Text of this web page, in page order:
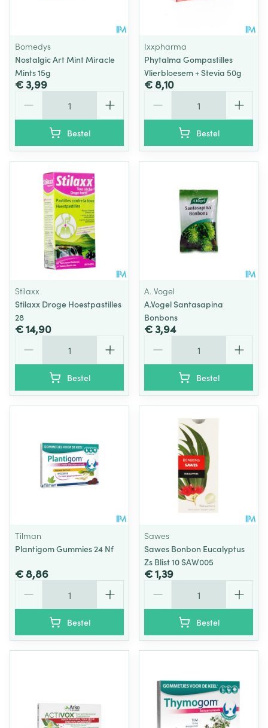
Bomedys
Nostalgic Art Mint Miracle
Mints 15g
€ 3,99
Bestel
Ixxpharma
Phytalma Gompastilles
Vlierbloesem + Stevia 50g
€ 8,10
Bestel
Stilaxx
Stilaxx Droge Hoestpastilles
28
€ 14,90
Bestel
A. Vogel
A.Vogel Santasapina
Bonbons
€ 3,94
Bestel
Tilman
Plantigom Gummies 24 Nf
€ 8,86
Bestel
Sawes
Sawes Bonbon Eucalyptus
Zs Blist 10 SAW005
€ 1,39
Bestel